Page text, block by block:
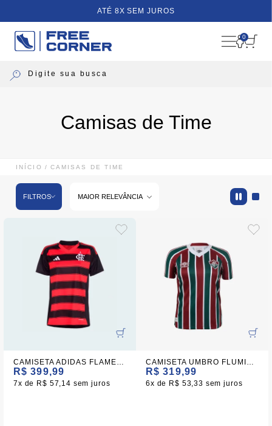
ATÉ 8X SEM JUROS
0
Camisas de Time
INÍCIO CAMISAS DE TIME
FILTROS MAIOR RELEVÂNCIA
CAMISETA ADIDAS FLAMENGO FEMININA
R$ 399,99
7x R$ 57,14 sem juros
CAMISETA UMBRO FLUMINENSE OF.1 2025 TORCEDORA
R$ 319,99
6x R$ 53,33 sem juros